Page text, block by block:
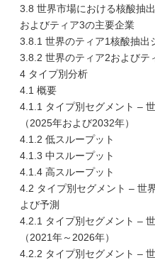
3.8 世界市場における核酸抽
およびティア3の主要企業
3.8.1 世界のティア1核酸抽出
3.8.2 世界のティア2およびテ
4 タイプ別分析
4.1 概要
4.1.1 タイプ別セグメント –
（2025年および2032年）
4.1.2 低スループット
4.1.3 中スループット
4.1.4 高スループット
4.2 タイプ別セグメント – 世
よび予測
4.2.1 タイプ別セグメント –
（2021年～2026年）
4.2.2 タイプ別セグメント –